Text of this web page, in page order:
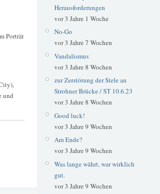
Porträt
und
Herausforderungen
vor 3 Jahre 1 Woche
No-Go
vor 3 Jahre 7 Wochen
Vandalismus
vor 3 Jahre 8 Wochen
zur Zerstörung der Stele an
Strohner Brücke / ST 10.6.23
vor 3 Jahre 8 Wochen
Good luck!
vor 3 Jahre 9 Wochen
Am Ende?
vor 3 Jahre 9 Wochen
Was lange währt, war wirklich
gut.
vor 3 Jahre 9 Wochen